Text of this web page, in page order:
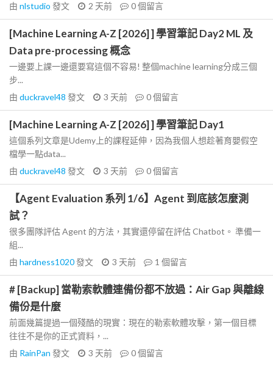
由 nlstudio 發文 2 天前 0個留言
[Machine Learning A-Z [2026] ] 學習筆記 Day2 ML 及
Data pre-processing 概念
一邊要上課一邊還要寫這個不容易! 整個machine learning分成三個
步...
由 duckravel48 發文 3 天前 0個留言
[Machine Learning A-Z [2026] ] 學習筆記 Day1
這個系列文章是Udemy上的課程延伸，因為我個人想趁著育嬰假空
檔學一點data...
由 duckravel48 發文 3 天前 0個留言
【Agent Evaluation 系列 1/6】Agent 到底該怎麼測
試？
很多團隊評估 Agent 的方法，其實還停留在評估 Chatbot。 準備一
組...
由 hardness1020發文 3 天前 1 個留言
# [Backup] 當勒索軟體連備份都不放過：Air Gap 與離線
備份是什麼
前面幾篇提過一個殘酷的現實：現在的勒索軟體攻擊，第一個目標
往往不是你的正式資料，...
由 RainPan 發文 3 天前 0個留言